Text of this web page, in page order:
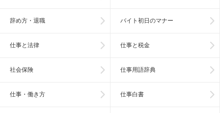
辞め方・退職 バイト初日のマナー
仕事と法律 仕事と税金
社会保険 仕事用語辞典
仕事・働き方 仕事白書